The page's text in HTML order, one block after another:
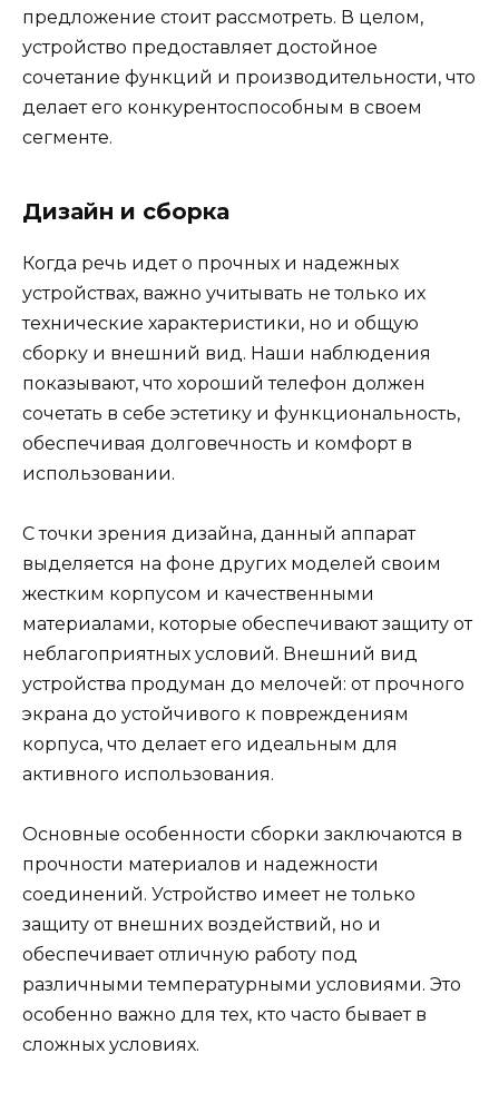
предложение стоит рассмотреть. В целом,
устройство предоставляет достойное
сочетание функций и производительности, что
делает его конкурентоспособным в своем
сегменте.
Дизайн и сборка
Когда речь идет о прочных и надежных
устройствах, важно учитывать не только их
технические характеристики, но и общую
сборку и внешний вид. Наши наблюдения
показывают, что хороший телефон должен
сочетать в себе эстетику и функциональность,
обеспечивая долговечность и комфорт в
использовании.
С точки зрения дизайна, данный аппарат
выделяется на фоне других моделей своим
жестким корпусом и качественными
материалами, которые обеспечивают защиту от
неблагоприятных условий. Внешний вид
устройства продуман до мелочей: от прочного
экрана до устойчивого к повреждениям
корпуса, что делает его идеальным для
активного использования.
Основные особенности сборки заключаются в
прочности материалов и надежности
соединений. Устройство имеет не только
защиту от внешних воздействий, но и
обеспечивает отличную работу под
различными температурными условиями. Это
особенно важно для тех, кто часто бывает в
сложных условиях.